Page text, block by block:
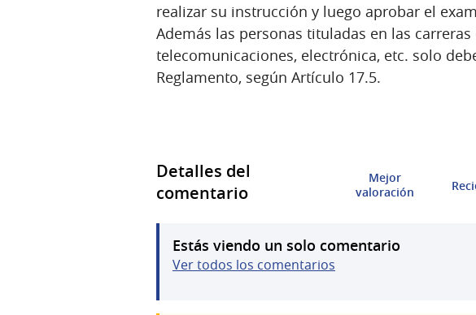
realizar su instrucción y luego aprobar el
Además las personas tituladas en las
telecomunicaciones, electrónica, etc. solo
Reglamento, según Artículo 17.5.
Detalles del
comentario
Mejor
valoración
Estás viendo un solo comentario
Ver todos los comentarios